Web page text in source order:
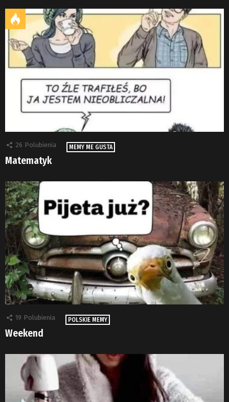
26 Polubienia MEMY ME GUSTA
Matematyk
19 Polubienia POLSKIE MEMY
Weekend